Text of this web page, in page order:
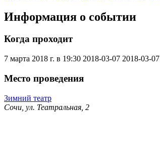
Информация о событии
Когда проходит
7 марта 2018 г. в 19:30 2018-03-07 2018-03-07
Место проведения
Зимний театр
Сочи, ул. Театральная, 2